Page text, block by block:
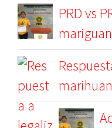
PRD vs